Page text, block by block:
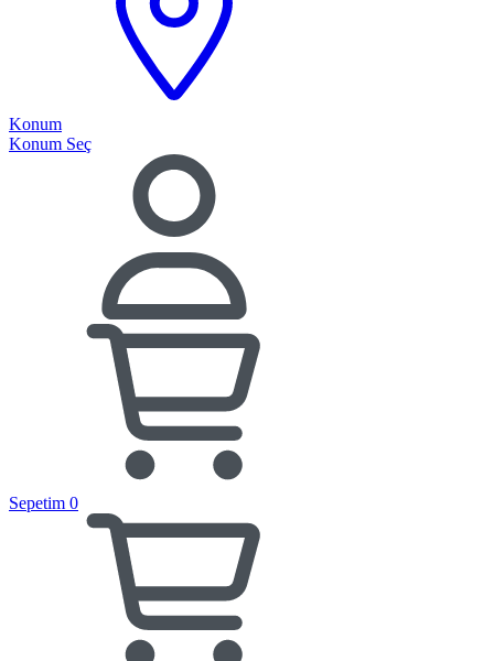
Konum
Konum Seç
Sepetim 0